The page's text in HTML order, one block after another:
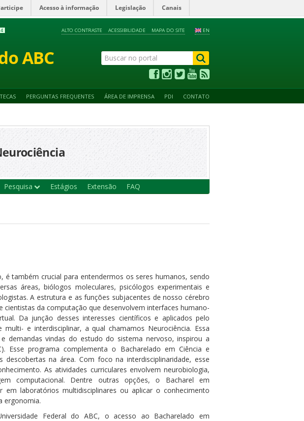
Acesso à informação Legislação Canais
4 EN
ALTO CONTRASTE ACESSIBILIDADE MAPA DO SITE
ABC
PERGUNTAS FREQUENTES ÁREA DE IMPRENSA PDI CONTATO
Pesquisa Estágios Extensão FAQ
também crucial para entendermos os seres humanos, sendo
áreas, biólogos moleculares, psicólogos experimentais e
A estrutura e as funções subjacentes de nosso cérebro
da computação que desenvolvem interfaces humano-
Da junção desses interesses científicos e aplicados pelo
e interdisciplinar, a qual chamamos Neurociência. Essa
demandas vindas do estudo do sistema nervoso, inspirou a
Esse programa complementa o Bacharelado em Ciência e
na área. Com foco na interdisciplinaridade, esse
As atividades curriculares envolvem neurobiologia,
computacional. Dentre outras opções, o Bacharel em
em laboratórios multidisciplinares ou aplicar o conhecimento
ergonomia.
Federal do ABC, o acesso ao Bacharelado em